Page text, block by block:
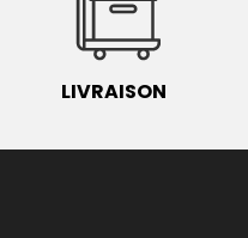
LIVRAISON